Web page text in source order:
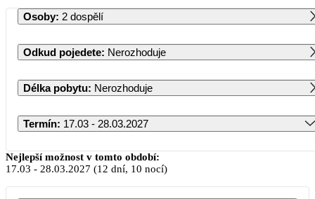
Osoby: 2 dospělí
Odkud pojedete: Nerozhoduje
Délka pobytu: Nerozhoduje
Termín: 17.03 - 28.03.2027
Březen 2027
PO ÚT ST ČT PÁ SO NE
Nejlepší možnost v tomto období:
17.03 - 28.03.2027 (12 dní, 10 nocí)